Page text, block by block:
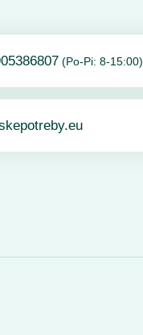
(Po-Pi: 8-15:00)